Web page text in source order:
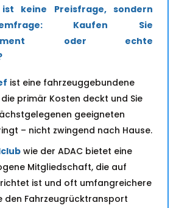
keine Preisfrage, sondern
Kaufen Sie
oder echte
ist eine fahrzeuggebundene
primär Kosten deckt und Sie
geeigneten
– nicht zwingend nach Hause.
wie der ADAC bietet eine
Mitgliedschaft, die auf
ist und oft umfangreichere
den Fahrzeugrücktransport